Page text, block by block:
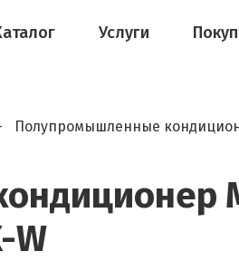
Услуги
Полупромышленные
W